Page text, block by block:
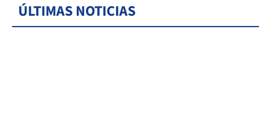
ÚLTIMAS NOTICIAS